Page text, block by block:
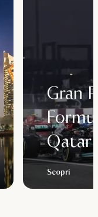
Gran
Qatar
Scopri